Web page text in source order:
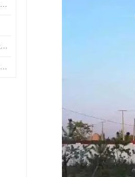
厂家供应组装式儿童室外游乐滑梯
供应优质组装式ET-013快乐小天使系列儿童游乐滑梯
篮球气膜馆运动木地板翻新改造